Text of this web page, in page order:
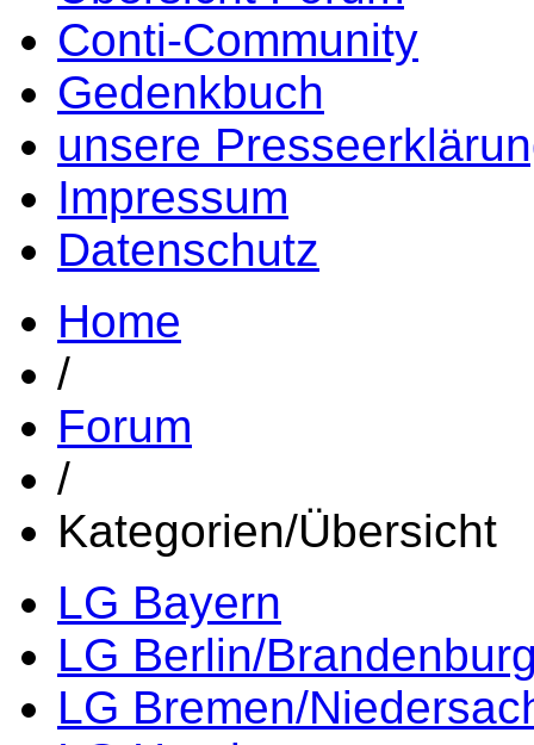
Conti-Community
Gedenkbuch
unsere
Impressum
Datenschutz
Home
/
Forum
/
Kategorien/Übersicht
LG Bayern
LG Berlin/
LG Bremen/